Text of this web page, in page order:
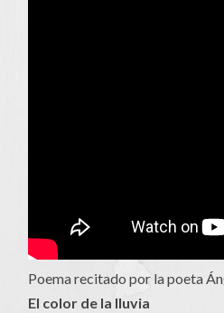
Poema recitado por la poeta
El color de la lluvia